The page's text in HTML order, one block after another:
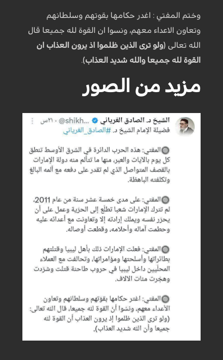
وختم المفتي : اغدر حكامها بقوتهم وسلطانهم
وتعاون الاعداء معهم، ونسوا ان القوة لله جميعا قال
الله تعالى (ولو ترى الذين ظلموا اذ يرون العذاب ان
القوة لله جميعا والله شديد العذاب).
مزيد من الصور